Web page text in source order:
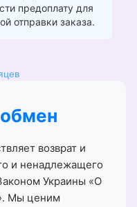
предоплату для
отправки заказа.
возврат и
и ненадлежащего
Украины «О
Мы ценим